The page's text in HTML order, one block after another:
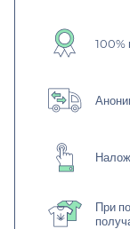
100%
При